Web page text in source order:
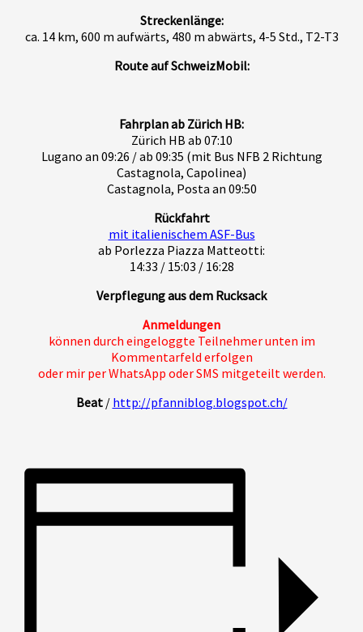
Streckenlänge:
ca. 14 km, 600 m aufwärts, 480 m abwärts, 4-5 Std., T2-T3
Route auf SchweizMobil:
Fahrplan ab Zürich HB:
Zürich HB ab 07:10
Lugano an 09:26 / ab 09:35 (mit Bus NFB 2 Richtung
Castagnola, Capolinea)
Castagnola, Posta an 09:50
Rückfahrt
mit italienischem ASF-Bus
ab Porlezza Piazza Matteotti:
14:33 / 15:03 / 16:28
Verpflegung aus dem Rucksack
Anmeldungen
können durch eingeloggte Teilnehmer unten im
Kommentarfeld erfolgen
oder mir per WhatsApp oder SMS mitgeteilt werden.
Beat/ http://pfanniblog.blogspot.ch/